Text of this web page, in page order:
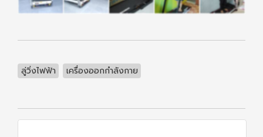
ลู่วิ่งไฟฟ้า เครื่องออกกำลังกาย